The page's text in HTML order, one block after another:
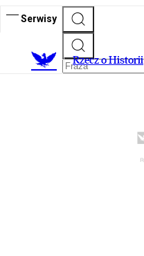
Serwisy
Rzecz o Historii